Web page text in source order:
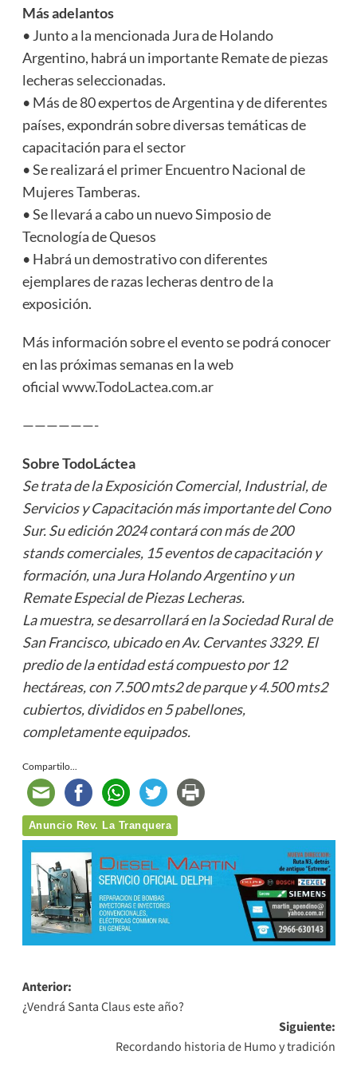
Más adelantos
• Junto a la mencionada Jura de Holando
Argentino, habrá un importante Remate de piezas
lecheras seleccionadas.
• Más de 80 expertos de Argentina y de diferentes
países, expondrán sobre diversas temáticas de
capacitación para el sector
• Se realizará el primer Encuentro Nacional de
Mujeres Tamberas.
• Se llevará a cabo un nuevo Simposio de
Tecnología de Quesos
• Habrá un demostrativo con diferentes
ejemplares de razas lecheras dentro de la
exposición.
Más información sobre el evento se podrá conocer
en las próximas semanas en la web
oficial www.TodoLactea.com.ar
——————-
Sobre TodoLáctea
Se trata de la Exposición Comercial, Industrial, de
Servicios y Capacitación más importante del Cono
Sur. Su edición 2024 contará con más de 200
stands comerciales, 15 eventos de capacitación y
formación, una Jura Holando Argentino y un
Remate Especial de Piezas Lecheras.
La muestra, se desarrollará en la Sociedad Rural de
San Francisco, ubicado en Av. Cervantes 3329. El
predio de la entidad está compuesto por 12
hectáreas, con 7.500 mts2 de parque y 4.500 mts2
cubiertos, divididos en 5 pabellones,
completamente equipados.
Compartilo...
Anuncio Rev. La Tranquera
Navegación
de
Anterior:
¿Vendrá Santa Claus este año?
Siguiente:
Recordando historia de Humo y tradición